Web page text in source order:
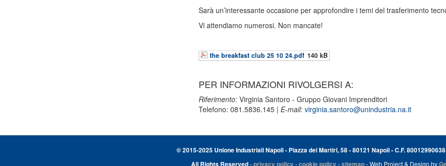
Sarà un’interessante occasione per approfondire i temi del trasferimento
Vi attendiamo numerosi. Non mancate!
the breakfast club 25 10 24.pdf 140 kB
PER INFORMAZIONI RIVOLGERSI A:
Riferimento:Virginia Santoro - Gruppo Giovani Imprenditori
Telefono: 081.5836.145 | E-mail: virginia.santoro@unindustria.na.it
© 2015-2025 Unione Industriali Napoli - Piazza dei Martiri, 58 - 80121 Napoli - C.F. 80012990638
All Rights Reserved-privacy policy-cookie policy-sitemap- Web Project & Design by